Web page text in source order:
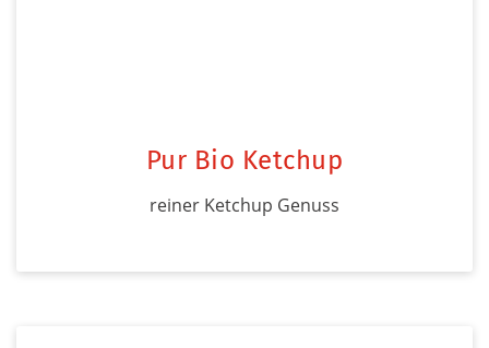
Pur Bio Ketchup
reiner Ketchup Genuss